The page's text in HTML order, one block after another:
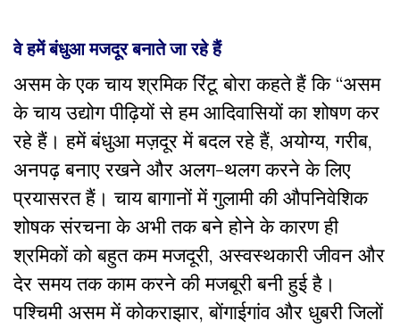
वे हमें बंधुआ मजदूर बनाते जा रहे हैं
असम के एक चाय श्रमिक रिंटू बोरा कहते हैं कि “असम
के चाय उद्योग पीढ़ियों से हम आदिवासियों का शोषण कर
रहे हैं। हमें बंधुआ मज़दूर में बदल रहे हैं, अयोग्य, गरीब,
अनपढ़ बनाए रखने और अलग-थलग करने के लिए
प्रयासरत हैं। चाय बागानों में गुलामी की औपनिवेशिक
शोषक संरचना के अभी तक बने होने के कारण ही
श्रमिकों को बहुत कम मजदूरी, अस्वस्थकारी जीवन और
देर समय तक काम करने की मजबूरी बनी हुई है।
पश्चिमी असम में कोकराझार, बोंगाईगांव और धुबरी जिलों